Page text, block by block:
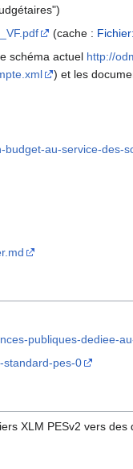
(cache :
schéma actuel http://
) et les
budget-au-service-des-
publiques-dediee-
standard-pes-0
XLM PESv2 vers des